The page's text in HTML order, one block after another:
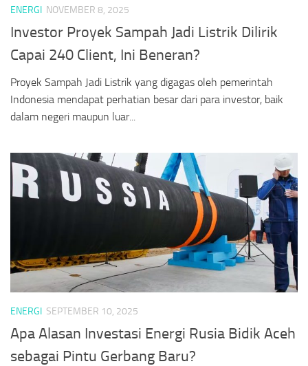
ENERGI NOVEMBER 8, 2025
Investor Proyek Sampah Jadi Listrik Dilirik
Capai 240 Client, Ini Beneran?
Proyek Sampah Jadi Listrik yang digagas oleh pemerintah
Indonesia mendapat perhatian besar dari para investor, baik
dalam negeri maupun luar...
ENERGI SEPTEMBER 10, 2025
Apa Alasan Investasi Energi Rusia Bidik Aceh
sebagai Pintu Gerbang Baru?